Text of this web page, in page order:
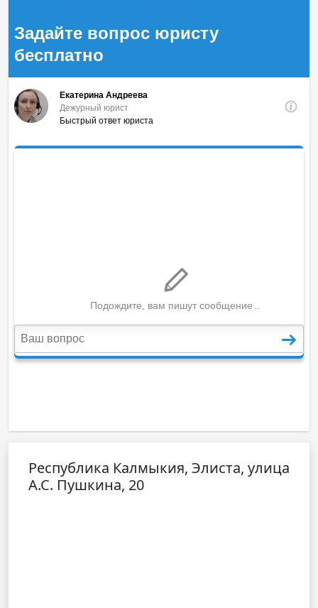
Республика Калмыкия, Элиста, улица
А.С. Пушкина, 20